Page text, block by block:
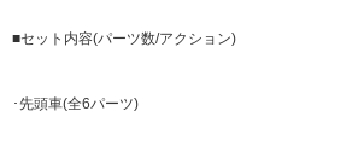
■セット内容(パーツ数/アクション)
･先頭車(全6パーツ)